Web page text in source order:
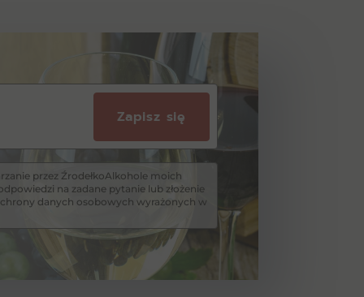
Zapisz się
przez ŹrodełkoAlkohole moich
na zadane pytanie lub złożenie
danych osobowych wyrażonych w